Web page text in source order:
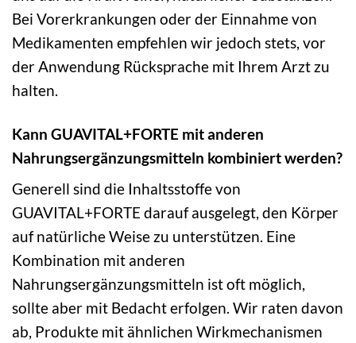
Bei Vorerkrankungen oder der Einnahme von
Medikamenten empfehlen wir jedoch stets, vor
der Anwendung Rücksprache mit Ihrem Arzt zu
halten.
Kann GUAVITAL+FORTE mit anderen
Nahrungsergänzungsmitteln kombiniert werden?
Generell sind die Inhaltsstoffe von
GUAVITAL+FORTE darauf ausgelegt, den Körper
auf natürliche Weise zu unterstützen. Eine
Kombination mit anderen
Nahrungsergänzungsmitteln ist oft möglich,
sollte aber mit Bedacht erfolgen. Wir raten davon
ab, Produkte mit ähnlichen Wirkmechanismen